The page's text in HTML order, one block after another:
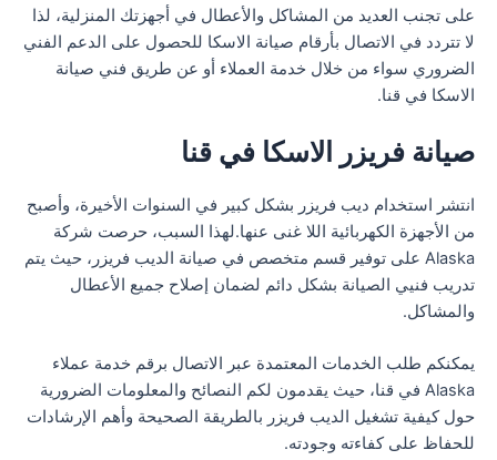
على تجنب العديد من المشاكل والأعطال في أجهزتك المنزلية، لذا
لا تتردد في الاتصال بأرقام صيانة الاسكا للحصول على الدعم الفني
الضروري سواء من خلال خدمة العملاء أو عن طريق فني صيانة
الاسكا في قنا.
صيانة فريزر الاسكا في قنا
انتشر استخدام ديب فريزر بشكل كبير في السنوات الأخيرة، وأصبح
من الأجهزة الكهربائية اللا غنى عنها.لهذا السبب، حرصت شركة
Alaska على توفير قسم متخصص في صيانة الديب فريزر، حيث يتم
تدريب فنيي الصيانة بشكل دائم لضمان إصلاح جميع الأعطال
والمشاكل.
يمكنكم طلب الخدمات المعتمدة عبر الاتصال برقم خدمة عملاء
Alaska في قنا، حيث يقدمون لكم النصائح والمعلومات الضرورية
حول كيفية تشغيل الديب فريزر بالطريقة الصحيحة وأهم الإرشادات
للحفاظ على كفاءته وجودته.